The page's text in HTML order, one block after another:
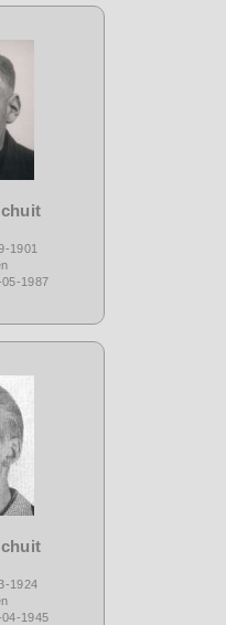
1901
1987
1924
1945